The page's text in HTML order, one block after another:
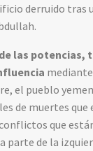
derruido tras
las potencias,
el pueblo
de muertes que
que
parte de la